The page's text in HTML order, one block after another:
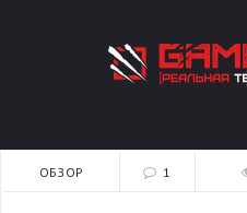
ОБЗОР 1